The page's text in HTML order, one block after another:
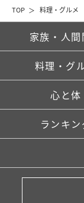
TOP 料理・グルメ
家族・人間
料理・グ
心と体
ランキン